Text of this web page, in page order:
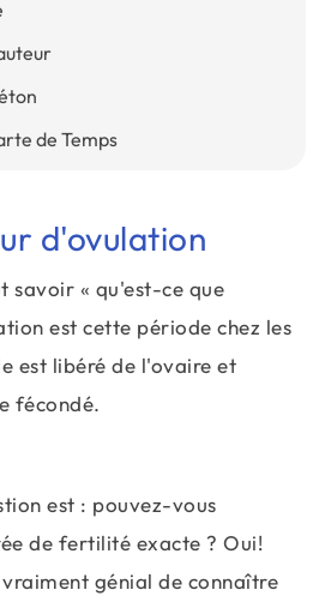
de Temps
d'ovulation
savoir « qu'est-ce que
est cette période chez les
est libéré de l'ovaire et
fécondé.
est : pouvez-vous
de fertilité exacte ? Oui!
génial de connaître